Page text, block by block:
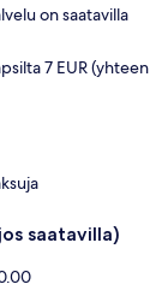
on saatavilla
7 EUR (yhteen
saatavilla)